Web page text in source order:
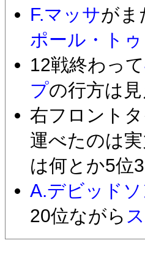
F.マッサがま
ポール・ト
12戦終わって
プの行方は
右フロント
運べたのは
は何とか5位
A.デビッドソ
20位ながら